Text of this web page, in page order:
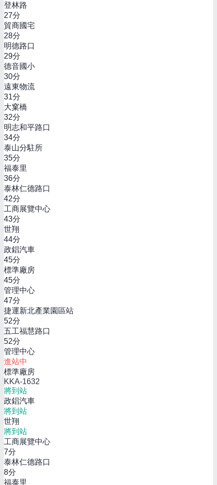
登林路
27分
貿商國宅
28分
明德路口
29分
德音國小
30分
遠東物流
31分
大窠橋
32分
明志和平路口
34分
泰山分駐所
35分
福泰里
36分
泰林仁德路口
42分
工商展覽中心
43分
世翔
44分
政錩汽車
45分
標準廠房
45分
管理中心
47分
捷運新北產業園區站
52分
五工福慧路口
52分
管理中心
進站中
標準廠房
KKA-1632
將到站
政錩汽車
將到站
世翔
將到站
工商展覽中心
7分
泰林仁德路口
8分
福泰里